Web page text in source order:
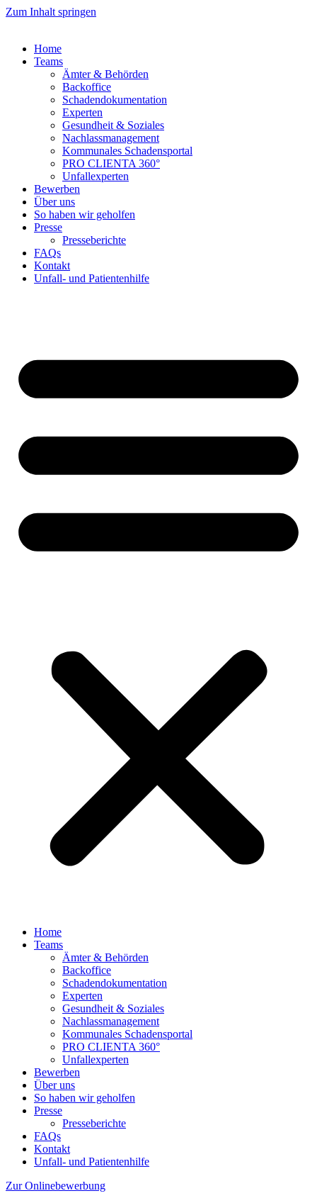
Zum Inhalt springen
Home
Teams
Ämter & Behörden
Backoffice
Schadendokumentation
Experten
Gesundheit & Soziales
Nachlassmanagement
Kommunales Schadensportal
PRO CLIENTA 360°
Unfallexperten
Bewerben
Über uns
So haben wir geholfen
Presse
Presseberichte
FAQs
Kontakt
Unfall- und Patientenhilfe
Home
Teams
Ämter & Behörden
Backoffice
Schadendokumentation
Experten
Gesundheit & Soziales
Nachlassmanagement
Kommunales Schadensportal
PRO CLIENTA 360°
Unfallexperten
Bewerben
Über uns
So haben wir geholfen
Presse
Presseberichte
FAQs
Kontakt
Unfall- und Patientenhilfe
Zur Onlinebewerbung